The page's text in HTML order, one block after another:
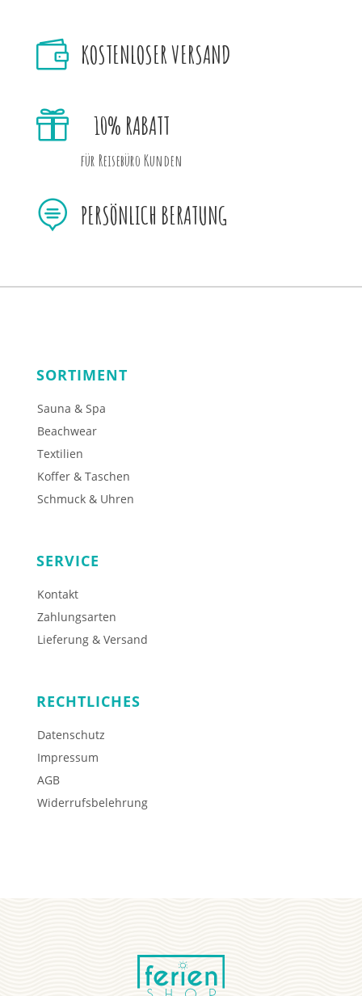
 KOSTENLOSER VERSAND
 10% RABATT
für Reisebüro Kunden
 PERSÖNLICH BERATUNG
SORTIMENT
Sauna & Spa
Beachwear
Textilien
Koffer & Taschen
Schmuck & Uhren
SERVICE
Kontakt
Zahlungsarten
Lieferung & Versand
RECHTLICHES
Datenschutz
Impressum
AGB
Widerrufsbelehrung